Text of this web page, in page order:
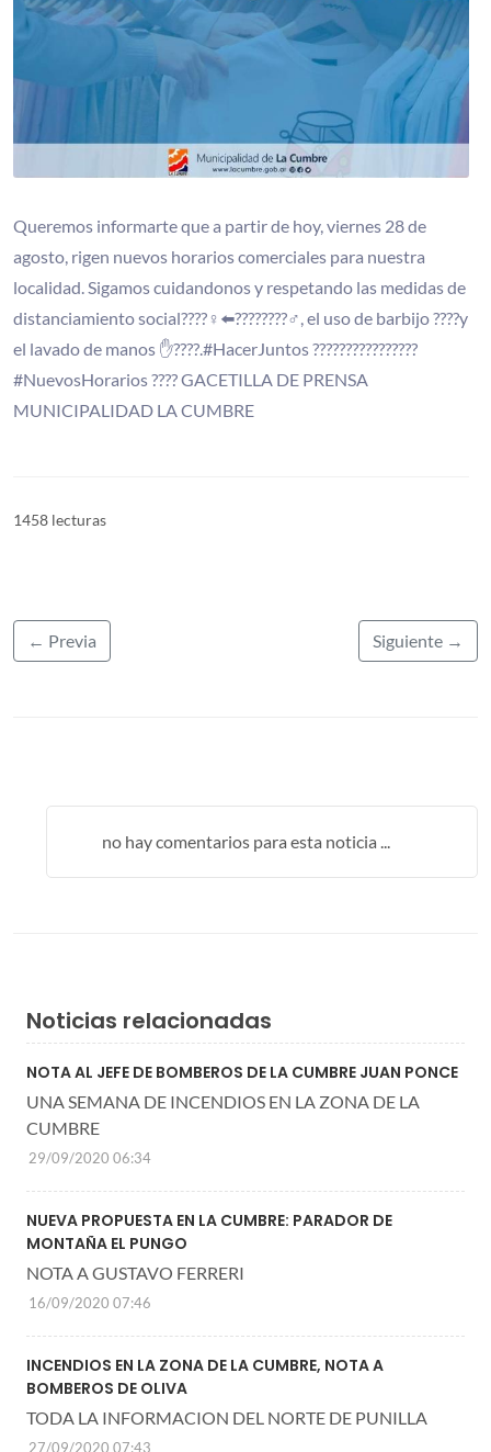
Queremos informarte que a partir de hoy, viernes 28 de
agosto, rigen nuevos horarios comerciales para nuestra
localidad. Sigamos cuidandonos y respetando las medidas de
distanciamiento social????‍♀️⬅️????????‍♂️, el uso de barbijo ????y
el lavado de manos ✋????.#HacerJuntos ????????????????
#NuevosHorarios ???? GACETILLA DE PRENSA
MUNICIPALIDAD LA CUMBRE
1458 lecturas
← Previa Siguiente →
no hay comentarios para esta noticia ...
Noticias relacionadas
NOTA AL JEFE DE BOMBEROS DE LA CUMBRE JUAN PONCE
UNA SEMANA DE INCENDIOS EN LA ZONA DE LA
CUMBRE
29/09/2020 06:34
NUEVA PROPUESTA EN LA CUMBRE: PARADOR DE
MONTAÑA EL PUNGO
NOTA A GUSTAVO FERRERI
16/09/2020 07:46
INCENDIOS EN LA ZONA DE LA CUMBRE, NOTA A
BOMBEROS DE OLIVA
TODA LA INFORMACION DEL NORTE DE PUNILLA
27/09/2020 07:43